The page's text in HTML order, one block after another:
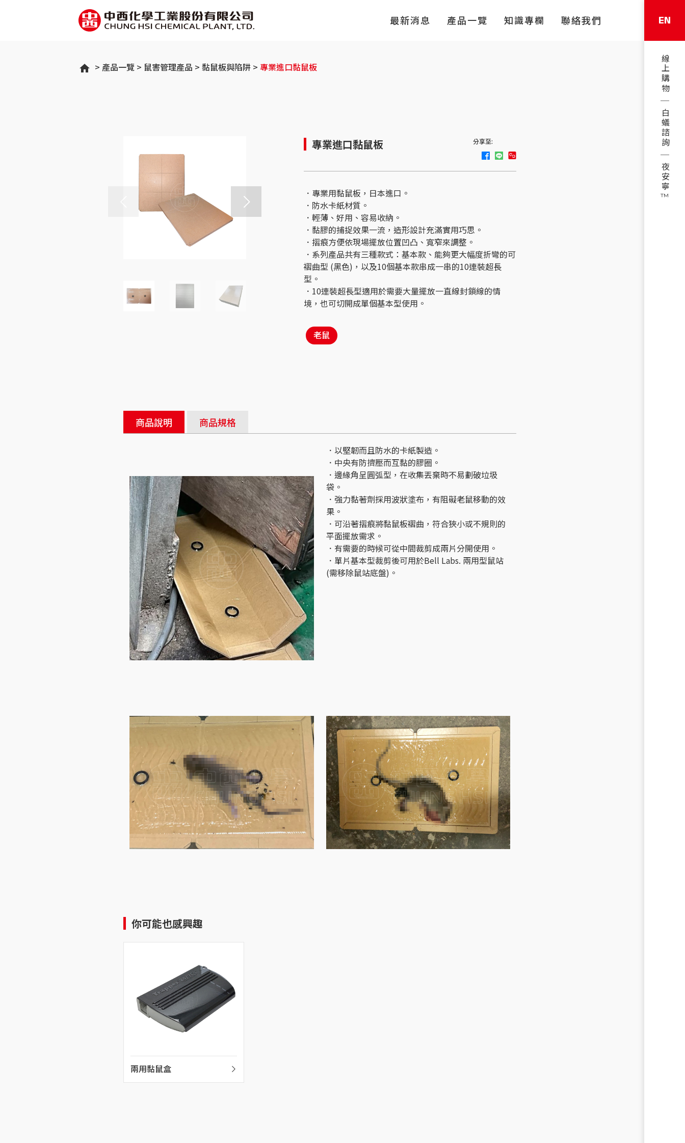
最新消息 產品一覽 知識專欄 聯絡我們 EN
線上購物
白蟻諮詢
夜安寧™
產品一覽 鼠害管理產品 黏鼠板與陷阱 專業進口黏鼠板
專業進口黏鼠板 分享至:
．專業用黏鼠板，日本進口。
．防水卡紙材質。
．輕薄、好用、容易收納。
．黏膠的捕捉效果一流，造形設計充滿實用巧思。
．摺痕方便依現場擺放位置凹凸、寬窄來調整。
．系列產品共有三種款式：基本款、能夠更大幅度折彎的可
褶曲型 (黑色)，以及10個基本款串成一串的10連裝超長
型。
．10連裝超長型適用於需要大量擺放一直線封鎖線的情
境，也可切開成單個基本型使用。
老鼠
商品說明 商品規格
．以堅韌而且防水的卡紙製造。
．中央有防擠壓而互黏的膠圈。
．邊緣角呈圓弧型，在收集丟棄時不易劃破垃圾
袋。
．強力黏著劑採用波狀塗布，有阻礙老鼠移動的效
果。
．可沿著摺痕將黏鼠板褶曲，符合狹小或不規則的
平面擺放需求。
．有需要的時候可從中間裁剪成兩片分開使用。
．單片基本型裁剪後可用於Bell Labs. 兩用型鼠站
(需移除鼠站底盤)。
你可能也感興趣
兩用黏鼠盒